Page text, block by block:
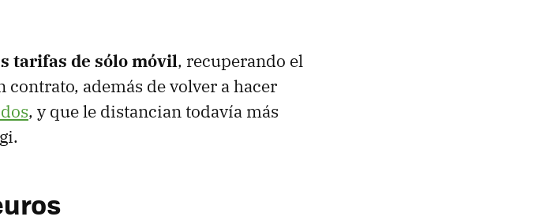
tarifas de sólo móvil, recuperando el
además de volver a hacer
, y que le distancian todavía más